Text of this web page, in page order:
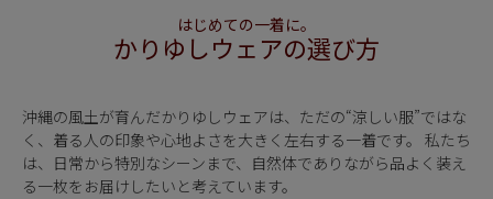
キッズ
ペア商品
はじめての一着に。
かりゆしウェアの選び方
沖縄の風土が育んだかりゆしウェアは、ただの“涼しい服”ではな
く、着る人の印象や心地よさを大きく左右する一着です。 私たち
は、日常から特別なシーンまで、自然体でありながら品よく装え
る一枚をお届けしたいと考えています。